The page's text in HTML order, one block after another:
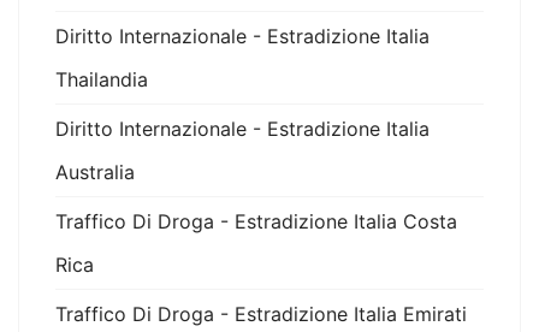
Diritto Internazionale - Estradizione Italia
Thailandia
Diritto Internazionale - Estradizione Italia
Australia
Traffico Di Droga - Estradizione Italia Costa
Rica
Traffico Di Droga - Estradizione Italia Emirati